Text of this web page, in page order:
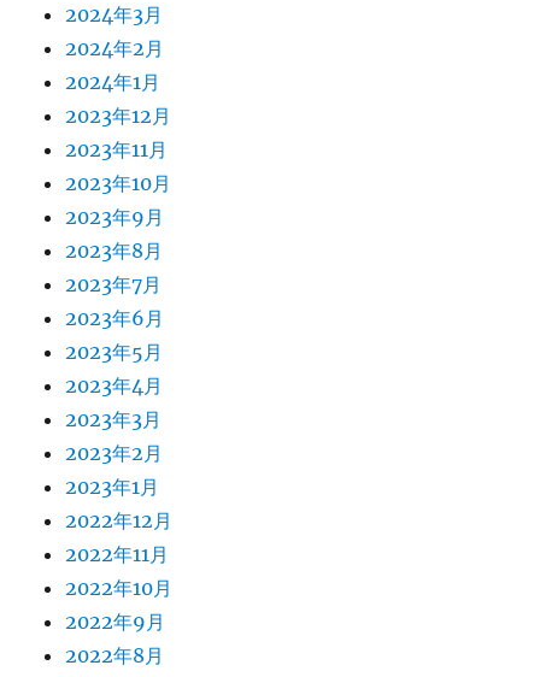
2024年3月
2024年2月
2024年1月
2023年12月
2023年11月
2023年10月
2023年9月
2023年8月
2023年7月
2023年6月
2023年5月
2023年4月
2023年3月
2023年2月
2023年1月
2022年12月
2022年11月
2022年10月
2022年9月
2022年8月